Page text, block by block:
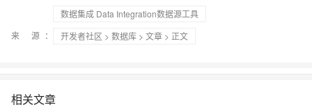
数据集成 Data Integration数据源工具
来 源：
开发者社区 > 数据库 > 文章 > 正文
相关文章